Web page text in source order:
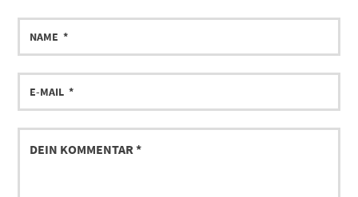
NAME
E-
MAIL
DEIN
KOMMENTAR